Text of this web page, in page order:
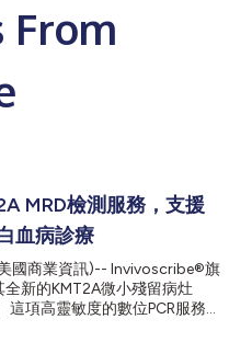
From
MRD檢測服務，支援
血病診療
國商業資訊)-- Invivoscribe®旗
新的KMT2A微小殘留病灶
項高靈敏度的數位PCR服務透